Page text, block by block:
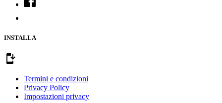
INSTALLA
install_mobile
Termini e condizioni
Privacy Policy
Impostazioni privacy